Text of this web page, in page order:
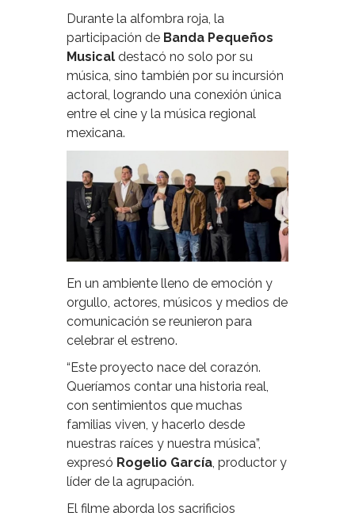
Durante la alfombra roja, la
participación de Banda Pequeños
Musical destacó no solo por su
música, sino también por su incursión
actoral, logrando una conexión única
entre el cine y la música regional
mexicana.
En un ambiente lleno de emoción y
orgullo, actores, músicos y medios de
comunicación se reunieron para
celebrar el estreno.
“Este proyecto nace del corazón.
Queríamos contar una historia real,
con sentimientos que muchas
familias viven, y hacerlo desde
nuestras raíces y nuestra música”,
expresó Rogelio García , productor y
líder de la agrupación.
El filme aborda los sacrificios